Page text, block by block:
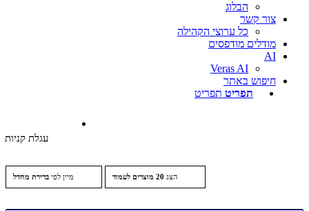
הבלוג
צור קשר
כל ערוצי הקהילה
מודלים מודפסים
AI
Veras AI
חיפוש באתר
תפריט תפריט
עגלת קניות
מיין לפיברירת מחדל